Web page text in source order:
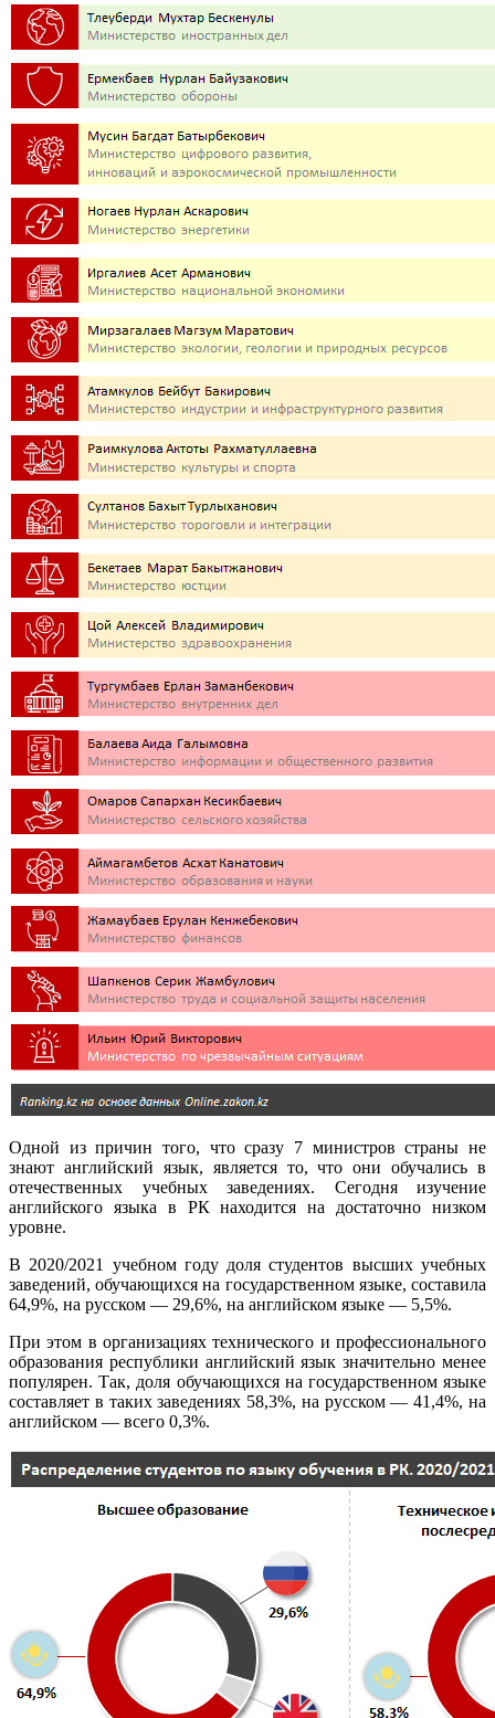
Одной из причин того, что сразу 7 министров страны не
знают английский язык, является то, что они обучались в
отечественных учебных заведениях. Сегодня изучение
английского языка в РК находится на достаточно низком
уровне.
В 2020/2021 учебном году доля студентов высших учебных
заведений, обучающихся на государственном языке, составила
64,9%, на русском — 29,6%, на английском языке — 5,5%.
При этом в организациях технического и профессионального
образования республики английский язык значительно менее
популярен. Так, доля обучающихся на государственном языке
составляет в таких заведениях 58,3%, на русском — 41,4%, на
английском — всего 0,3%.